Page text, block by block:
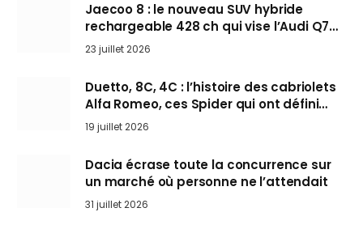
Jaecoo 8 : le nouveau SUV hybride
rechargeable 428 ch qui vise l’Audi Q7
arrive en Europe cet automne
23 juillet 2026
Duetto, 8C, 4C : l’histoire des cabriolets
Alfa Romeo, ces Spider qui ont défini
l’art de rouler cheveux au vent
19 juillet 2026
Dacia écrase toute la concurrence sur
un marché où personne ne l’attendait
31 juillet 2026